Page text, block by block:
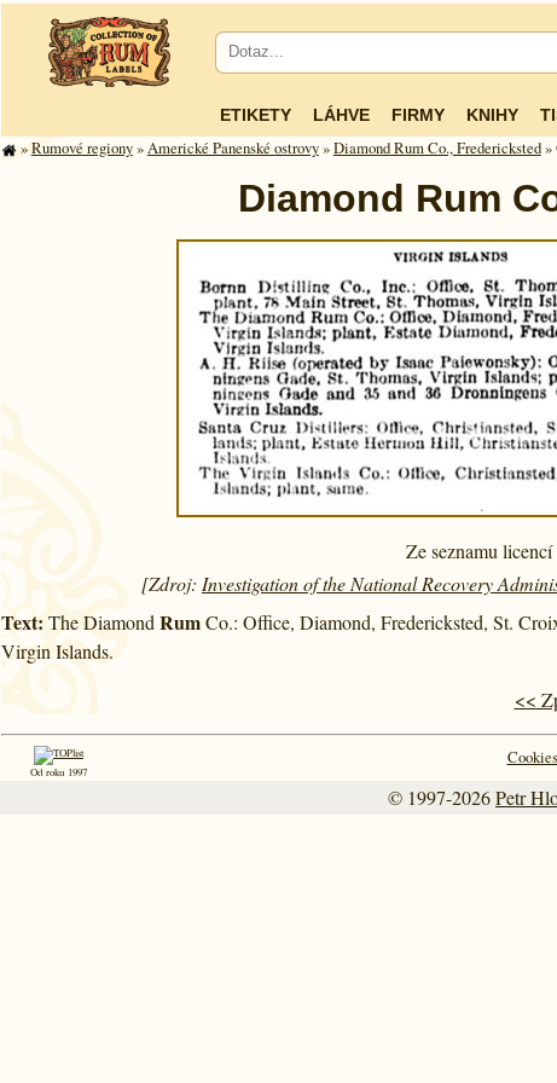
ETIKETY LÁHVE FIRMY KNIHY
»Rumové regiony»Americké Panenské os­tro­vy»Diamond Rum Co., Fredericksted»
Diamond Rum
Ze seznamu
[Zdroj: Investigation of the National Recovery
Text: The Diamond RumCo.: Office, Diamond, Fredericksted, St.
Virgin Islands.
<<
Od roku 1997
Cookies
© 1997-2026Petr